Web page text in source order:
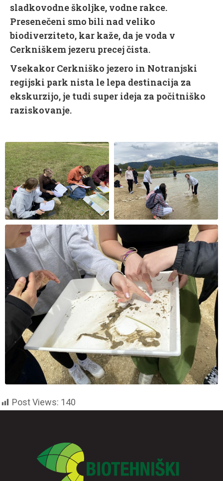
sladkovodne školjke, vodne rakce.
Presenečeni smo bili nad veliko
biodiverziteto, kar kaže, da je voda v
Cerkniškem jezeru precej čista.
Vsekakor Cerkniško jezero in Notranjski
regijski park nista le lepa destinacija za
ekskurzijo, je tudi super ideja za počitniško
raziskovanje.
Post Views: 140